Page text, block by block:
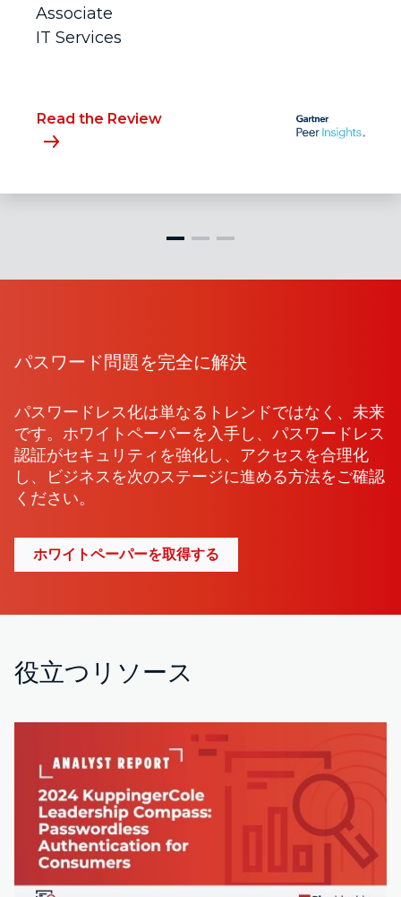
Associate
IT Services
Read the Review
パスワード問題を完全に解決
パスワードレス化は単なるトレンドではなく、未来
です。ホワイトペーパーを入手し、パスワードレス
認証がセキュリティを強化し、アクセスを合理化
し、ビジネスを次のステージに進める方法をご確認
ください。
ホワイトペーパーを取得する
役立つリソース